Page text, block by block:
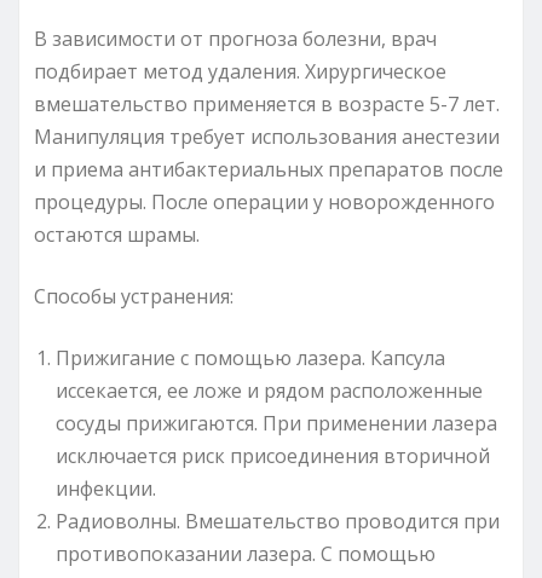
В зависимости от прогноза болезни, врач
подбирает метод удаления. Хирургическое
вмешательство применяется в возрасте 5-7 лет.
Манипуляция требует использования анестезии
и приема антибактериальных препаратов после
процедуры. После операции у новорожденного
остаются шрамы.
Способы устранения:
Прижигание с помощью лазера. Капсула
иссекается, ее ложе и рядом расположенные
сосуды прижигаются. При применении лазера
исключается риск присоединения вторичной
инфекции.
Радиоволны. Вмешательство проводится при
противопоказании лазера. С помощью